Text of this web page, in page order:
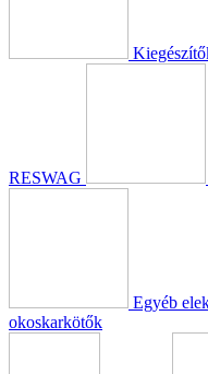
RESWAG
Egyéb
okoskarkötők